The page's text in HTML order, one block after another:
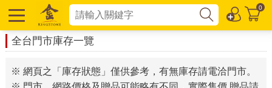
0
全台門市庫存一覽
※ 網頁之「庫存狀態」僅供參考，有無庫存請電洽門市。